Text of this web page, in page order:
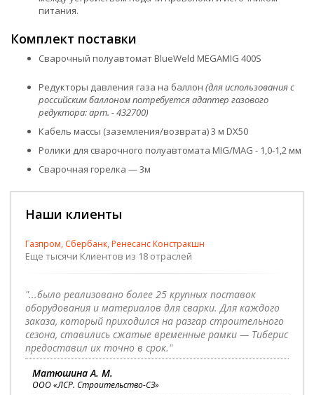
питания.
Комплект поставки
Сварочный полуавтомат BlueWeld MEGAMIG 400S
Редукторы давления газа на баллон (для использования с
российским баллоном потребуется адаптер газового
редуктора: арт. - 432700)
Кабель массы (заземления/возврата) 3 м DX50
Ролики для сварочного полуавтомата MIG/MAG - 1,0-1,2 мм
Сварочная горелка — 3м
Наши клиенты
Газпром, Сбербанк, Ренесанс Констракшн
Еще тысячи Клиентов из 18 отраслей
"...было реализовано более 25 крупных поставок
оборудования и материалов для сварки. Для каждого
заказа, который приходился на разгар строительного
сезона, ставились сжатые временные рамки — Тиберис
предоставил их точно в срок."
Матюшина А. М.
ООО «ЛСР. Строительство-СЗ»